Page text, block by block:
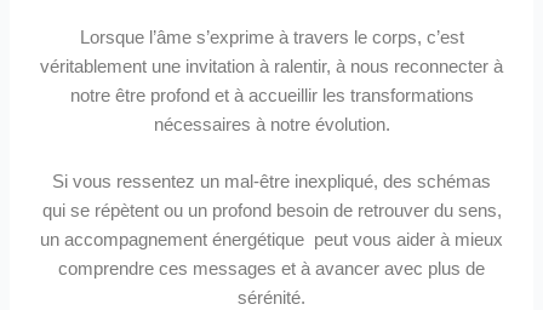
Lorsque l’âme s’exprime à travers le corps, c’est
véritablement une invitation à ralentir, à nous reconnecter à
notre être profond et à accueillir les transformations
nécessaires à notre évolution.
Si vous ressentez un mal-être inexpliqué, des schémas
qui se répètent ou un profond besoin de retrouver du sens,
un accompagnement énergétique peut vous aider à mieux
comprendre ces messages et à avancer avec plus de
sérénité.